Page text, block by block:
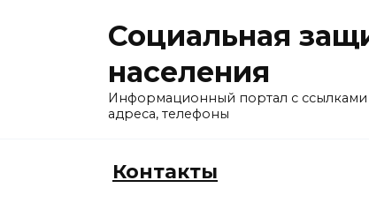
Социальная
населения
Информационный портал с
адреса, телефоны
Контакты